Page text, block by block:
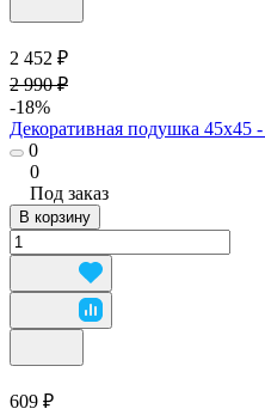
2 452 ₽
2 990 ₽
-18%
Декоративная подушка 45х45
0
0
Под заказ
В корзину
609 ₽